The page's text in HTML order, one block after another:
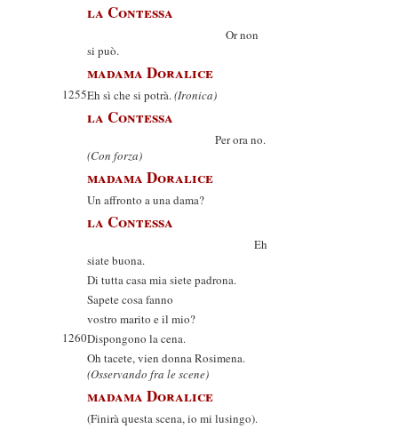
la Contessa
Or non
si può.
madama Doralice
1255Eh sì che si potrà.(Ironica)
la Contessa
Per ora no.
(Con forza)
madama Doralice
Un affronto a una dama?
la Contessa
Eh
siate buona.
Di tutta casa mia siete padrona.
Sapete cosa fanno
vostro marito e il mio?
1260Dispongono la cena.
Oh tacete, vien donna Rosimena.
(Osservando fra le scene)
madama Doralice
(Finirà questa scena, io mi lusingo).